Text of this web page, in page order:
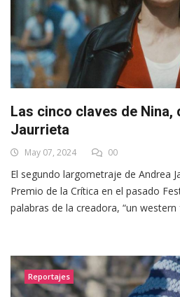
Las cinco claves de Nina,
Jaurrieta
May 07, 2024 00
El segundo largometraje de Andrea
Premio de la Crítica en el pasado
palabras de la creadora, “un western
Reportajes